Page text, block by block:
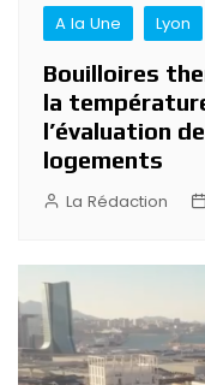
A la Une Lyon
Bouilloires
la
l’évaluation
logements
La Rédaction